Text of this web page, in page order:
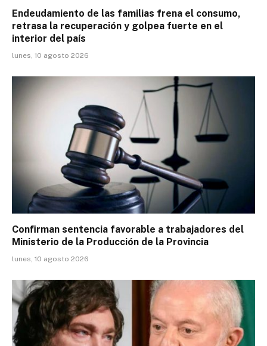
Endeudamiento de las familias frena el consumo,
retrasa la recuperación y golpea fuerte en el
interior del país
lunes, 10 agosto 2026
Conﬁrman sentencia favorable a trabajadores del
Ministerio de la Producción de la Provincia
lunes, 10 agosto 2026